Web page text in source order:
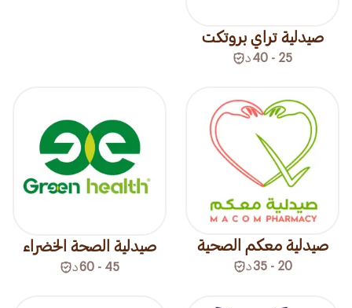
صيدلية تراي بروتكت
25 - 40 د
صيدلية معكم الصحية
20 - 35 د
صيدلية الصحة الخضراء
45 - 60 د